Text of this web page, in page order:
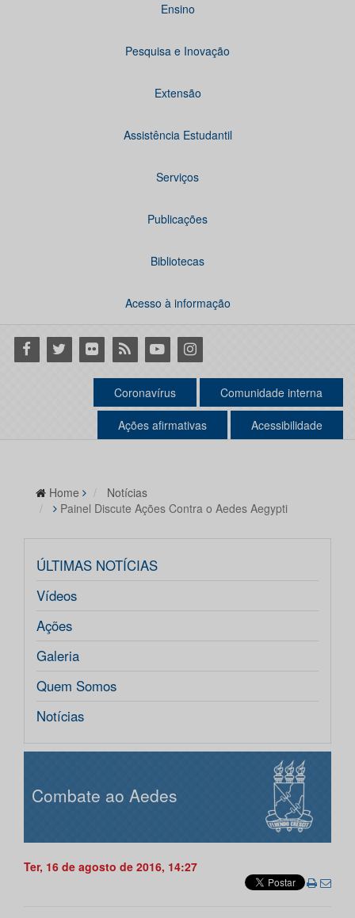
Ensino
Pesquisa e Inovação
Extensão
Assistência Estudantil
Serviços
Publicações
Bibliotecas
Acesso à informação
Facebook
Twitter Flickr RSS YoutubeInstagram
Coronavírus Comunidade interna
Ações afirmativas Acessibilidade
Home
Notícias
Painel Discute Ações Contra o Aedes Aegypti
ÚLTIMAS NOTÍCIAS
Vídeos
Ações
Galeria
Quem Somos
Notícias
Combate ao Aedes
Ter, 16 de agosto de 2016, 14:27